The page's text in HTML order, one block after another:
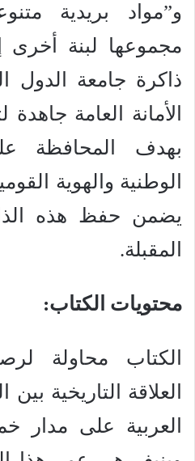
و”مواد بريدية
مجموعها لبنة
ذاكرة جامعة الدول
بهدف المحافظة
الوطنية والهوية
يضمن حفظ هذه
المقبلة.
محتويات الكتاب:
الكتاب محاولة
العلاقة التاريخية
العربية على مدار